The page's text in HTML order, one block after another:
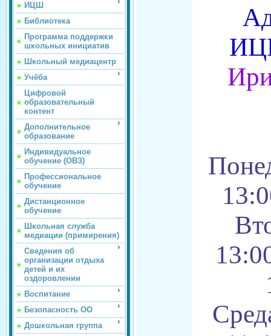
ИЦШ
Библиотека
Программа поддержки
школьных инициатив
Школьный медиацентр
Учёба
Цифровой
образовательный
контент
Дополнительное
образование
Индивидуальное
обучение (ОВЗ)
Профессиональное
обучение
Дистанционное
обучение
Школьная служба
медиации (примирения)
Сведения об
организации отдыха
детей и их
оздоровлении
Воспитание
Безопасность ОО
Дошкольная группа